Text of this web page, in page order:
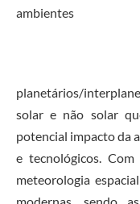
ambientes
planetários/
solar e não solar
potencial impacto da
e tecnológicos.
meteorologia